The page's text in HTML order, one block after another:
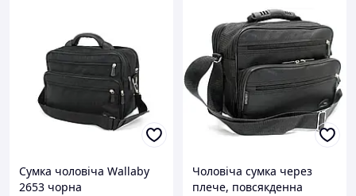
Сумка чоловіча Wallaby
2653 чорна
Чоловіча сумка через
плече, повсякденна